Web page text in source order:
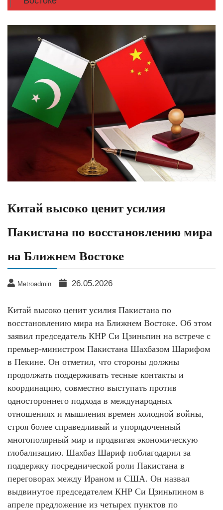
Китай высоко ценит усилия
Пакистана по восстановлению мира
на Ближнем Востоке
Metroadmin 26.05.2026
Китай высоко ценит усилия Пакистана по
восстановлению мира на Ближнем Востоке. Об этом
заявил председатель КНР Си Цзиньпин на встрече с
премьер-министром Пакистана Шахбазом Шарифом
в Пекине. Он отметил, что стороны должны
продолжать поддерживать тесные контакты и
координацию, совместно выступать против
одностороннего подхода в международных
отношениях и мышления времен холодной войны,
строя более справедливый и упорядоченный
многополярный мир и продвигая экономическую
глобализацию. Шахбаз Шариф поблагодарил за
поддержку посреднической роли Пакистана в
переговорах между Ираном и США. Он назвал
выдвинутое председателем КНР Си Цзиньпином в
апреле предложение из четырех пунктов по